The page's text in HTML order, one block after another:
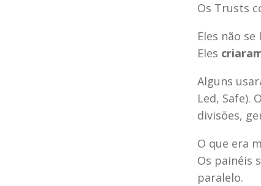
Os Trusts
Eles não
Eles
Alguns
Led, Safe).
divisões,
O que era
Os painéis
paralelo.